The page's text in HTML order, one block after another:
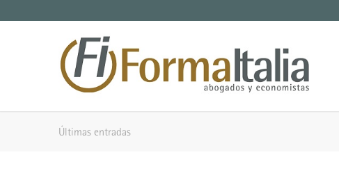
Últimas entradas